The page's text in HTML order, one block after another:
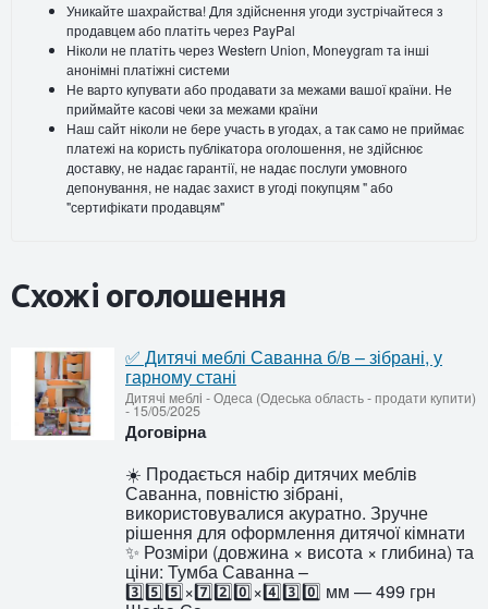
Уникайте шахрайства! Для здійснення угоди зустрічайтеся з
продавцем або платіть через PayPal
Ніколи не платіть через Western Union, Moneygram та інші
анонімні платіжні системи
Не варто купувати або продавати за межами вашої країни. Не
приймайте касові чеки за межами країни
Наш сайт ніколи не бере участь в угодах, а так само не приймає
платежі на користь публікатора оголошення, не здійснює
доставку, не надає гарантії, не надає послуги умовного
депонування, не надає захист в угоді покупцям " або
"сертифікати продавцям"
Схожі оголошення
✅ Дитячі меблі Саванна б/в – зібрані, у
гарному стані
Дитячi меблi -Одеса (Одеська область - продати купити)
-15/05/2025
Договірна
☀️ Продається набір дитячих меблів
Саванна, повністю зібрані,
використовувалися акуратно. Зручне
рішення для оформлення дитячої кімнати
✨ Розміри (довжина × висота × глибина) та
ціни: Тумба Саванна –
3️⃣5️⃣5️⃣×7️⃣2️⃣0️⃣×4️⃣3️⃣0️⃣ мм — 499 грн